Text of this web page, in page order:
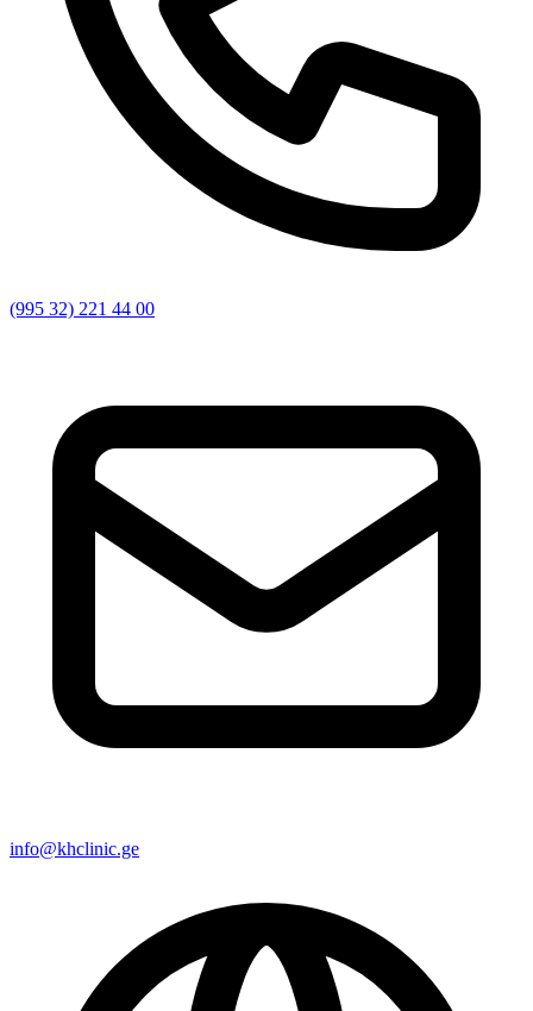
(995 32) 221 44 00
info@khclinic.ge